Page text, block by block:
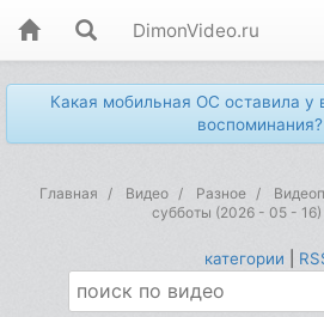
DimonVideo.ru
Какая мобильная ОС оставила у
воспоминания?
Главная Видео Разное
субботы (2026 - 05 -
категории